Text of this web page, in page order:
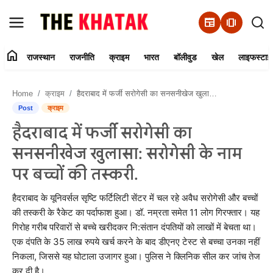
newspaper amp_stories
Contact Us
राजस्थान
राजनीति
क्राइम
भारत
बॉलीवुड
home राजस्थान राजनीति क्राइम भारत बॉलीवुड खेल
Home क्राइम हैदराबाद में फर्जी सरोगेसी का सनसनीखेज खुलासा: सरोगेसी के नाम पर बच्चों की तस्करी.
Post क्राइम
हैदराबाद में फर्जी सरोगेसी का
सनसनीखेज खुलासा: सरोगेसी के नाम
पर बच्चों की तस्करी.
हैदराबाद के यूनिवर्सल सृष्टि फर्टिलिटी सेंटर में चल रहे अवैध सरोगेसी और बच्चों
की तस्करी के रैकेट का पर्दाफाश हुआ। डॉ. नम्रता समेत 11 लोग गिरफ्तार। यह
गिरोह गरीब परिवारों से बच्चे खरीदकर नि:संतान दंपतियों को लाखों में बेचता था।
एक दंपति के 35 लाख रुपये खर्च करने के बाद डीएनए टेस्ट से बच्चा उनका नहीं
निकला, जिससे यह घोटाला उजागर हुआ। पुलिस ने क्लिनिक सील कर जांच तेज